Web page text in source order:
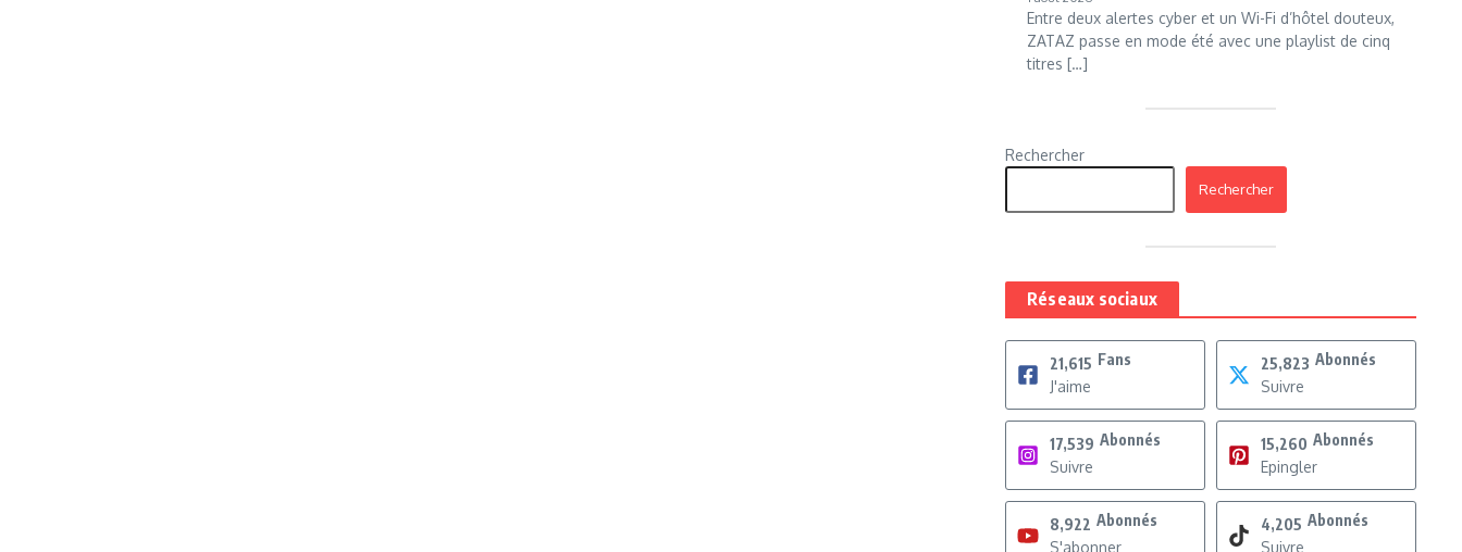
Entre deux alertes cyber et un Wi-Fi d’hôtel douteux,
ZATAZ passe en mode été avec une playlist de cinq
titres […]
Rechercher
Rechercher
Réseaux sociaux
21,615 Fans
J'aime
25,823 Abonnés
Suivre
17,539 Abonnés
Suivre
15,260 Abonnés
Epingler
8,922 Abonnés
S'abonner
4,205 Abonnés
Suivre